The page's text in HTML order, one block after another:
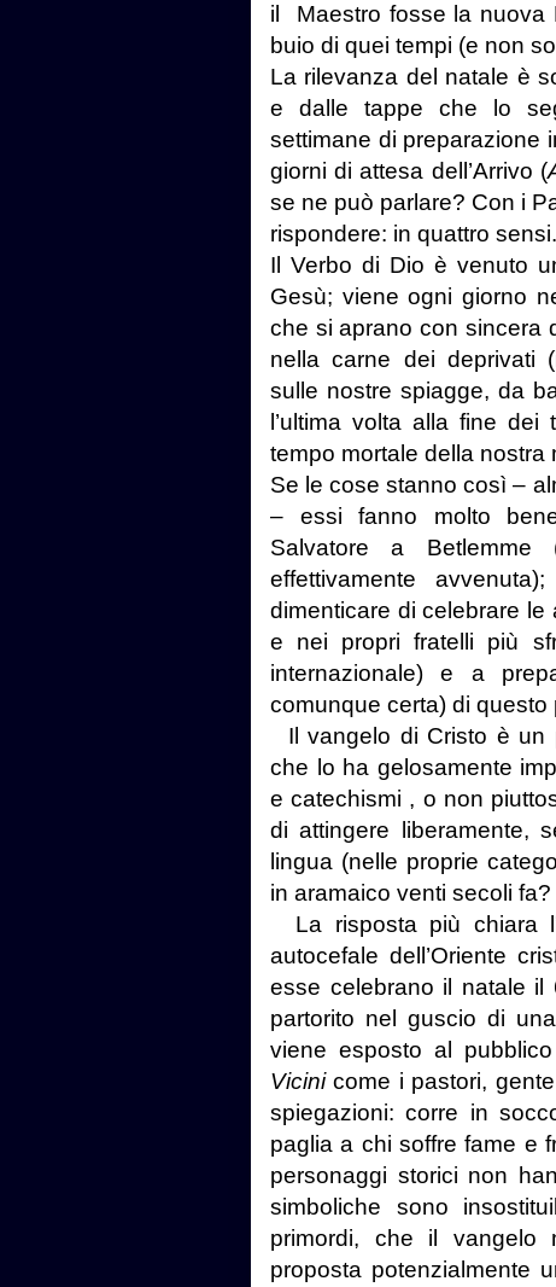
il
Maestro fosse la nuova
buio di quei tempi (e non
La rilevanza del natale è
e dalle tappe che lo
settimane di preparazione
giorni di attesa dell’Arrivo (
se ne può parlare? Con i
rispondere: in quattro sensi.
Il Verbo di Dio è venuto
Gesù; viene ogni giorno
che si aprano con sincera
nella carne dei deprivati
sulle nostre spiagge, da
l’ultima volta alla fine
tempo mortale della nostra
Se le cose stanno così –
– essi fanno molto
Salvatore a
effettivamente
dimenticare di celebrare le
e nei propri fratelli più
internazionale) e a
comunque certa) di questo
Il vangelo di Cristo è un
che lo ha gelosamente
e catechismi , o non
di attingere liberamente,
lingua (nelle proprie
in aramaico venti secoli fa?
La risposta più chiara
autocefale dell’Oriente
esse celebrano il natale
partorito nel guscio di
viene esposto al
Vicinicome i pastori,
spiegazioni: corre in
paglia a chi soffre fame e
personaggi storici non
simboliche sono
primordi, che il
proposta potenzialmente